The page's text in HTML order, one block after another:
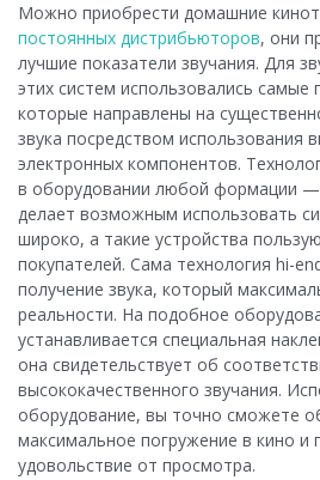
Можно приобрести домашние
постоянных дистрибьюторов, они
лучшие показатели звучания. Для
этих систем использовались самые
которые направлены на
звука посредством использования
электронных компонентов.
в оборудовании любой формации —
делает возможным использовать
широко, а такие устройства
покупателей. Сама технология hi-
получение звука, который
реальности. На подобное
устанавливается специальная
она свидетельствует об
высококачественного звучания.
оборудование, вы точно сможете
максимальное погружение в кино и
удовольствие от просмотра.